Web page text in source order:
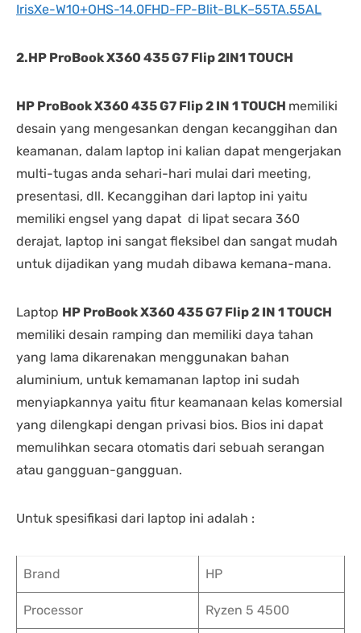
IrisXe-W10+OHS-14.0FHD-FP-Blit-BLK–55TA.55AL
2.HP ProBook X360 435 G7 Flip 2IN1 TOUCH
HP ProBook X360 435 G7 Flip 2 IN 1 TOUCH memiliki
desain yang mengesankan dengan kecanggihan dan
keamanan, dalam laptop ini kalian dapat mengerjakan
multi-tugas anda sehari-hari mulai dari meeting,
presentasi, dll. Kecanggihan dari laptop ini yaitu
memiliki engsel yang dapat di lipat secara 360
derajat, laptop ini sangat fleksibel dan sangat mudah
untuk dijadikan yang mudah dibawa kemana-mana.
Laptop HP ProBook X360 435 G7 Flip 2 IN 1 TOUCH
memiliki desain ramping dan memiliki daya tahan
yang lama dikarenakan menggunakan bahan
aluminium, untuk kemamanan laptop ini sudah
menyiapkannya yaitu fitur keamanaan kelas komersial
yang dilengkapi dengan privasi bios. Bios ini dapat
memulihkan secara otomatis dari sebuah serangan
atau gangguan-gangguan.
Untuk spesifikasi dari laptop ini adalah :
Brand HP
Processor Ryzen 5 4500